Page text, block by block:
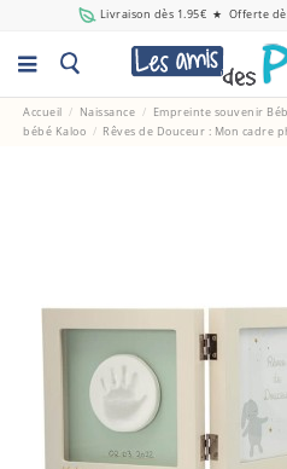
Livraison dès 1.95€ ★ Offerte
Accueil Naissance Empreinte souvenir
bébé Kaloo
Rêves de Douceur : Mon cadre